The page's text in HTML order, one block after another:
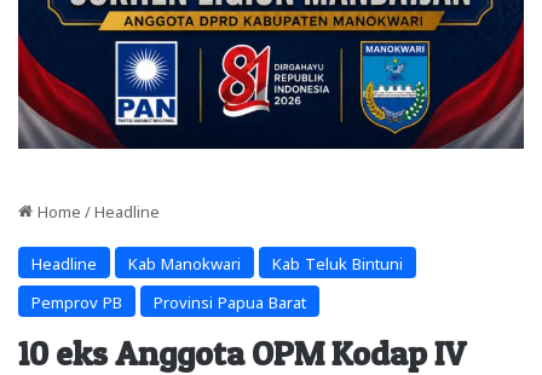
Home / Headline
Headline Kab Manokwari Kab Teluk Bintuni
Pemprov PB Provinsi Papua Barat
10 eks Anggota OPM Kodap IV